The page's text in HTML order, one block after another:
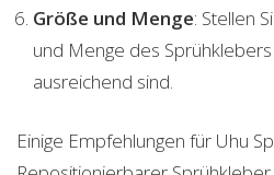
Größe und Menge: Stellen
und Menge des
ausreichend sind.
Einige Empfehlungen für Uhu